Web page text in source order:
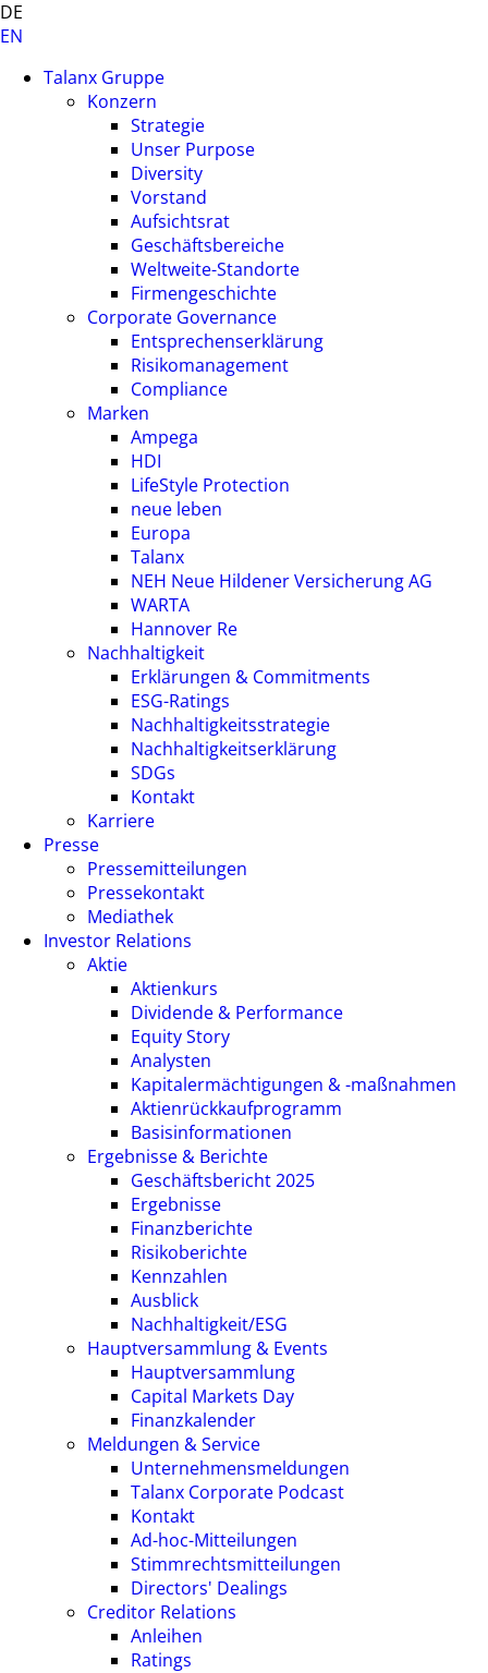
DE
EN
Talanx Gruppe
Konzern
Strategie
Unser Purpose
Diversity
Vorstand
Aufsichtsrat
Geschäftsbereiche
Weltweite-Standorte
Firmengeschichte
Corporate Governance
Entsprechenserklärung
Risikomanagement
Compliance
Marken
Ampega
HDI
LifeStyle Protection
neue leben
Europa
Talanx
NEH Neue Hildener Versicherung AG
WARTA
Hannover Re
Nachhaltigkeit
Erklärungen & Commitments
ESG-Ratings
Nachhaltigkeitsstrategie
Nachhaltigkeitserklärung
SDGs
Kontakt
Karriere
Presse
Pressemitteilungen
Pressekontakt
Mediathek
Investor Relations
Aktie
Aktienkurs
Dividende & Performance
Equity Story
Analysten
Kapitalermächtigungen & -maßnahmen
Aktienrückkaufprogramm
Basisinformationen
Ergebnisse & Berichte
Geschäftsbericht 2025
Ergebnisse
Finanzberichte
Risikoberichte
Kennzahlen
Ausblick
Nachhaltigkeit/ESG
Hauptversammlung & Events
Hauptversammlung
Capital Markets Day
Finanzkalender
Meldungen & Service
Unternehmensmeldungen
Talanx Corporate Podcast
Kontakt
Ad-hoc-Mitteilungen
Stimmrechtsmitteilungen
Directors' Dealings
Creditor Relations
Anleihen
Ratings